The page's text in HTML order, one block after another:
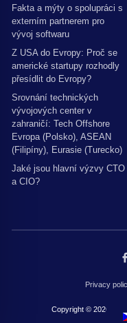
Fakta a mýty o spolupráci s
externím partnerem pro
vývoj softwaru
Z USA do Evropy: Proč se
americké startupy rozhodly
přesídlit do Evropy?
Srovnání technických
vývojových center v
zahraničí: Tech Offshore
Evropa (Polsko), ASEAN
(Filipíny), Eurasie (Turecko)
Jaké jsou hlavní výzvy CTO
a CIO?
Privacy
Copyright © 2026 by